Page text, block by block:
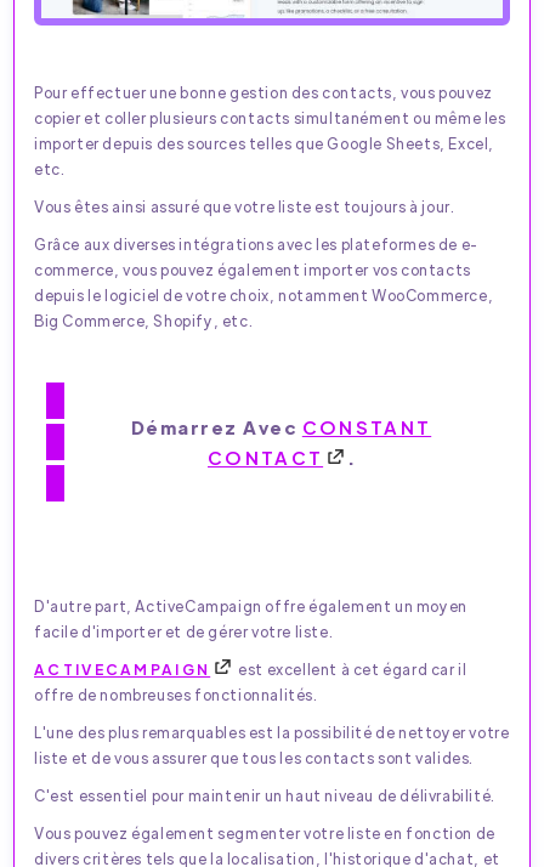
Pour effectuer une bonne gestion des contacts, vous pouvez
copier et coller plusieurs contacts simultanément ou même les
importer depuis des sources telles que Google Sheets, Excel,
etc.
Vous êtes ainsi assuré que votre liste est toujours à jour.
Grâce aux diverses intégrations avec les plateformes de e-
commerce, vous pouvez également importer vos contacts
depuis le logiciel de votre choix, notamment WooCommerce,
Big Commerce, Shopify, etc.
Démarrez Avec CONSTANT
CONTACT
.
D'autre part, ActiveCampaign offre également un moyen
facile d'importer et de gérer votre liste.
ACTIVECAMPAIGN
est excellent à cet égard car il
offre de nombreuses fonctionnalités.
L'une des plus remarquables est la possibilité de nettoyer votre
liste et de vous assurer que tous les contacts sont valides.
C'est essentiel pour maintenir un haut niveau de délivrabilité.
Vous pouvez également segmenter votre liste en fonction de
divers critères tels que la localisation, l'historique d'achat, et